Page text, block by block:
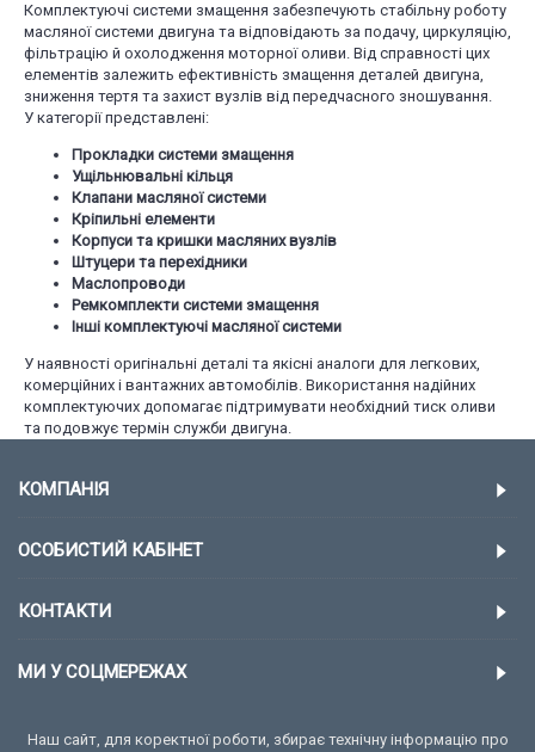
Комплектуючі системи змащення забезпечують стабільну роботу
масляної системи двигуна та відповідають за подачу, циркуляцію,
фільтрацію й охолодження моторної оливи. Від справності цих
елементів залежить ефективність змащення деталей двигуна,
зниження тертя та захист вузлів від передчасного зношування.
У категорії представлені:
Прокладки системи змащення
Ущільнювальні кільця
Клапани масляної системи
Кріпильні елементи
Корпуси та кришки масляних вузлів
Штуцери та перехідники
Маслопроводи
Ремкомплекти системи змащення
Інші комплектуючі масляної системи
У наявності оригінальні деталі та якісні аналоги для легкових,
комерційних і вантажних автомобілів. Використання надійних
комплектуючих допомагає підтримувати необхідний тиск оливи
та подовжує термін служби двигуна.
КОМПАНІЯ
ОСОБИСТИЙ КАБІНЕТ
КОНТАКТИ
МИ У СОЦМЕРЕЖАХ
Наш сайт, для коректної роботи, збирає технічну інформацію про